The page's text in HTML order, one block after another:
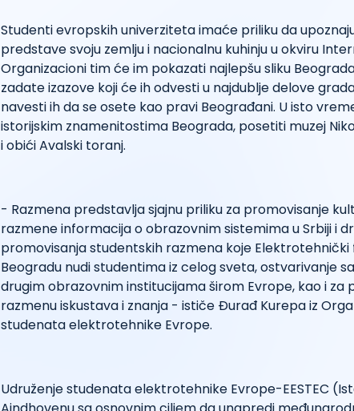
Studenti evropskih univerziteta imaće priliku da
predstave svoju zemlju i nacionalnu kuhinju u okviru
Organizacioni tim će im pokazati najlepšu sliku
zadate izazove koji će ih odvesti u najdublje delove
navesti ih da se osete kao pravi Beograđani. U isto
istorijskim znamenitostima Beograda, posetiti muzej
i obići Avalski toranj.
- Razmena predstavlja sjajnu priliku za promovisanje
razmene informacija o obrazovnim sistemima u Srbiji i
promovisanja studentskih razmena koje
Beogradu nudi studentima iz celog sveta, ostvarivanje
drugim obrazovnim institucijama širom Evrope, kao i za
razmenu iskustava i znanja - ističe Đurađ Kurepa iz
studenata elektrotehnike Evrope.
Udruženje studenata elektrotehnike Evrope-EESTEC